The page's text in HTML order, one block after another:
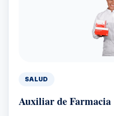
SALUD
Auxiliar de Farmacia